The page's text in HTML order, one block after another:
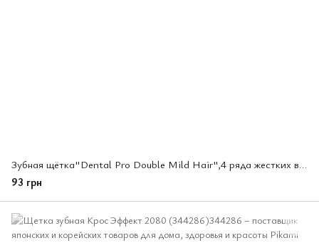
Зубная щётка"Dental Pro Double Mild Hair",4 ряда жестких волос(212210)
93 грн